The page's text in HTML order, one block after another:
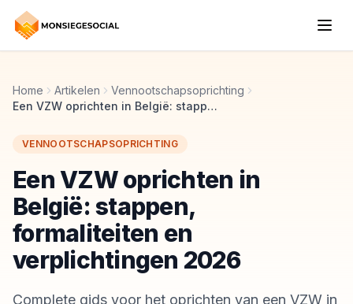
Home Artikelen
Vennootschapsoprichting
Een VZW oprichten in België: stappen, formaliteiten en verplichtingen 2026
VENNOOTSCHAPSOPRICHTING
Een VZW oprichten in
België: stappen,
formaliteiten en
verplichtingen 2026
Complete gids voor het oprichten van een VZW in